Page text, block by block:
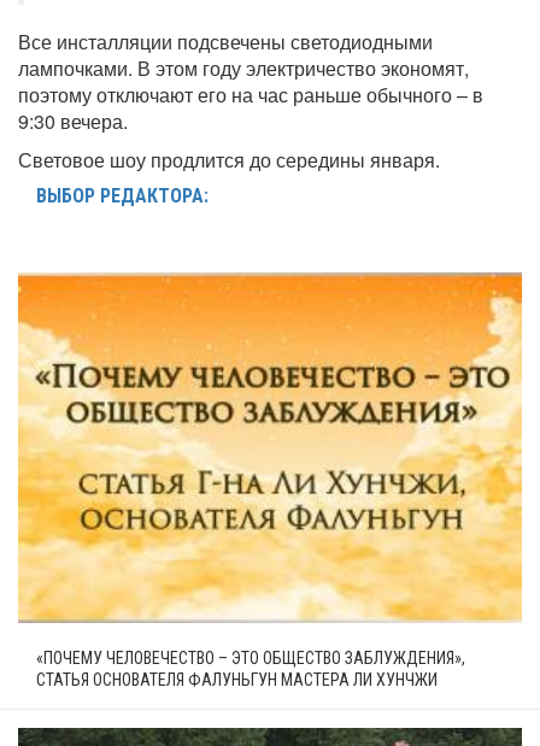
Все инсталляции подсвечены светодиодными
лампочками. В этом году электричество экономят,
поэтому отключают его на час раньше обычного – в
9:30 вечера.
Световое шоу продлится до середины января.
ВЫБОР РЕДАКТОРА:
«ПОЧЕМУ ЧЕЛОВЕЧЕСТВО – ЭТО ОБЩЕСТВО ЗАБЛУЖДЕНИЯ»,
СТАТЬЯ ОСНОВАТЕЛЯ ФАЛУНЬГУН МАСТЕРА ЛИ ХУНЧЖИ